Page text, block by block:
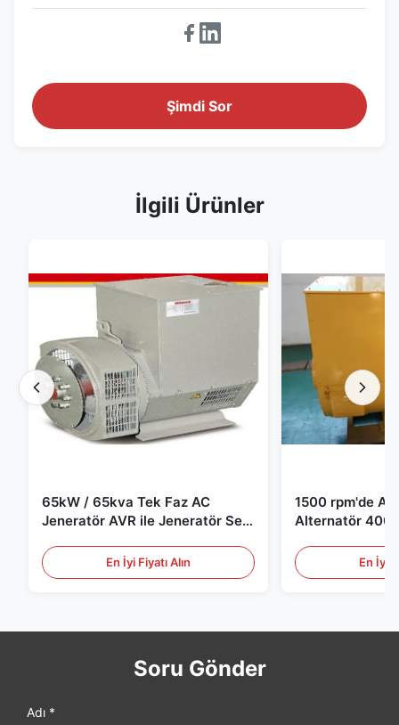
Şimdi Sor
İlgili Ürünler
65kW / 65kva Tek Faz AC
Jeneratör AVR ile Jeneratör Set
En İyi Fiyatı Alın
1500 rpm'de
Alternatör 400
En İyi
Soru Gönder
Adı *